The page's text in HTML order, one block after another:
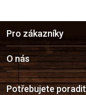
a
t
í
Pro zákazníky
O nás
Potřebujete